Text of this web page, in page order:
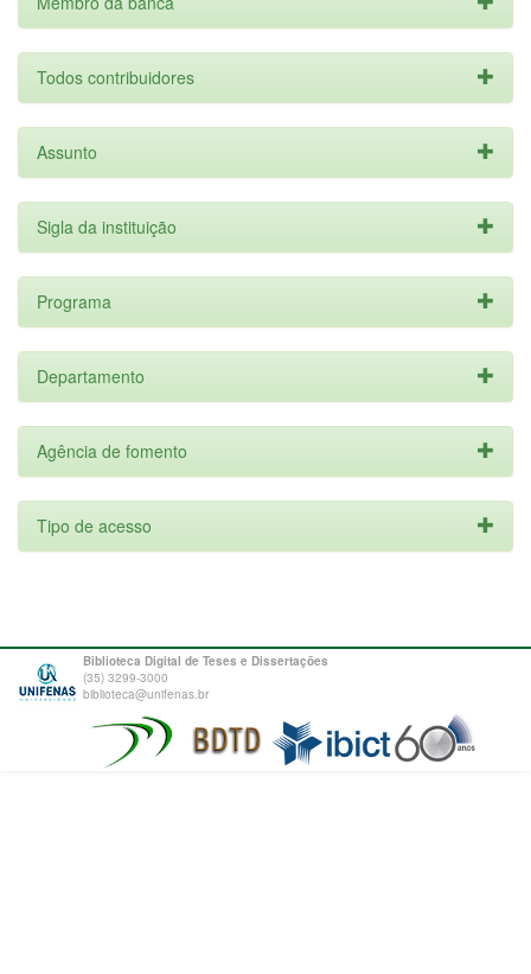
Todos contribuidores
Assunto
Sigla da instituição
Programa
Departamento
Agência de fomento
Tipo de acesso
Biblioteca Digital de Teses e Dissertações
(35) 3299-3000
biblioteca@unifenas.br